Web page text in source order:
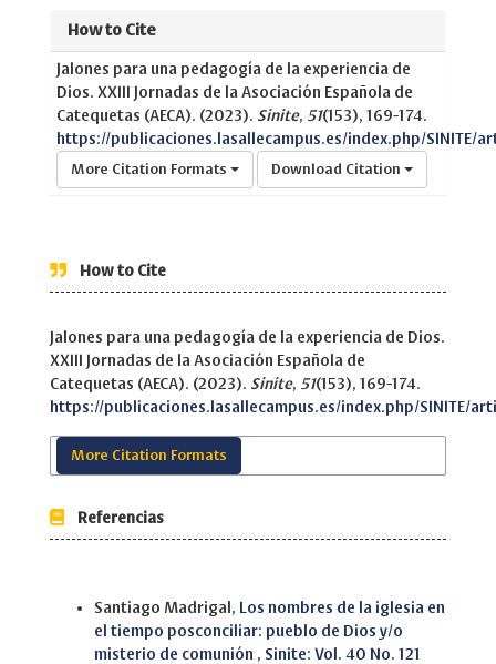
How to Cite
Jalones para una pedagogía de la experiencia de
Dios. XXIII Jornadas de la Asociación Española de
Catequetas (AECA). (2023). Sinite, 51(153), 169-174.
https://publicaciones.lasallecampus.es/index.php/SINITE/
More Citation Formats Download Citation
How to Cite
Jalones para una pedagogía de la experiencia de Dios.
XXIII Jornadas de la Asociación Española de
Catequetas (AECA). (2023). Sinite, 51(153), 169-174.
https://publicaciones.lasallecampus.es/index.php/SINITE/
More Citation Formats
Referencias
Santiago Madrigal,
Los nombres de la iglesia en
el tiempo posconciliar: pueblo de Dios y/o
misterio de comunión , Sinite: Vol. 40 No. 121